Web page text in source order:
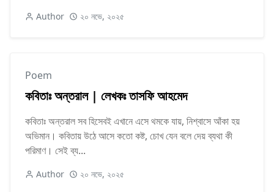
Author ২০ নভে, ২০২৫
Poem
কবিতাঃ অন্তরাল | লেখকঃ তাসফি আহমেদ
কবিতাঃ অন্তরাল সব হিসেবই এখানে এসে থমকে যায়, নিশ্বাসে আঁকা হয়
অভিমান। কবিতায় উঠে আসে কতো কষ্ট, চোখ যেন বলে দেয় ব্যথা কী
পরিমাণ। সেই ব্য...
Author ২০ নভে, ২০২৫